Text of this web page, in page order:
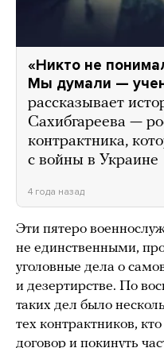
«Никто не
Мы думали —
рассказывает
Сахибгареева —
контрактника,
с войны в Украине
4 года назад
Эти пятеро
не единственными,
уголовные дела о
и дезертирстве. По
таких дел было
тех контрактников,
договор и покинуть